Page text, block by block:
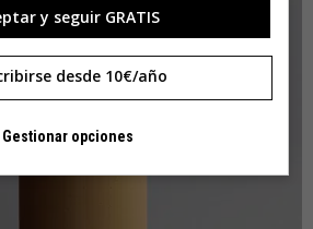
y seguir GRATIS
desde 10€/año
Gestionar opciones